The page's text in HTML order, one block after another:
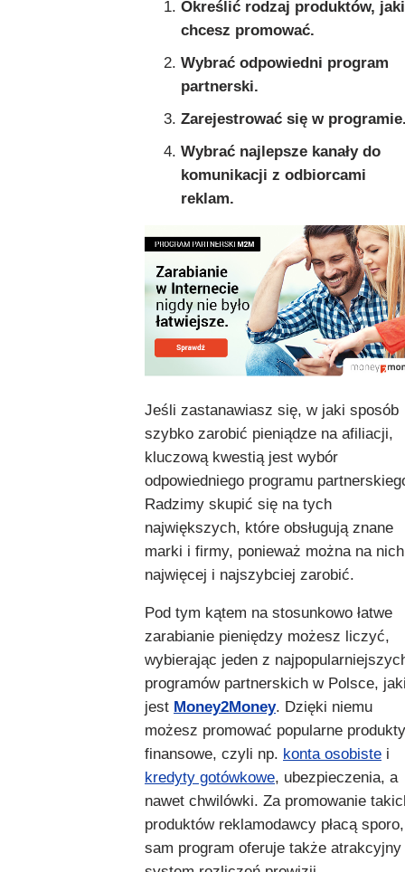
Określić rodzaj produktów,
chcesz promować.
Wybrać odpowiedni program
partnerski.
Zarejestrować się w
Wybrać najlepsze kanały do
komunikacji z odbiorcami
reklam.
Jeśli zastanawiasz się, w jaki sposób
szybko zarobić pieniądze na afiliacji,
kluczową kwestią jest wybór
odpowiedniego programu
Radzimy skupić się na tych
największych, które obsługują znane
marki i firmy, ponieważ można na nich
najwięcej i najszybciej zarobić.
Pod tym kątem na stosunkowo łatwe
zarabianie pieniędzy możesz liczyć,
wybierając jeden z
programów partnerskich w Polsce,
jest Money2Money. Dzięki niemu
możesz promować popularne produkty
finansowe, czyli np. konta osobiste i
kredyty gotówkowe, ubezpieczenia, a
nawet chwilówki. Za promowanie
produktów reklamodawcy płacą
sam program oferuje także atrakcyjny